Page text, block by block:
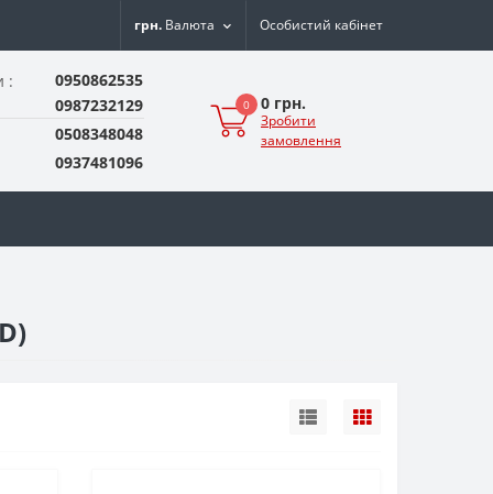
грн. Валюта Особистий кабінет
:
0950862535
0987232129
0508348048
0937481096
0 0 грн.
Зробити
замовлення